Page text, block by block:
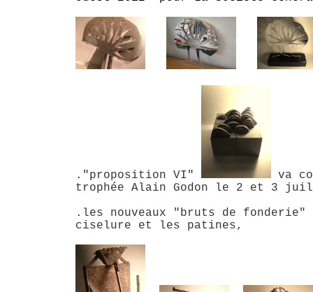
."proposition VI"
va
trophée Alain Godon le 2 et 3
.les nouveaux "bruts de
ciselure et les patines,